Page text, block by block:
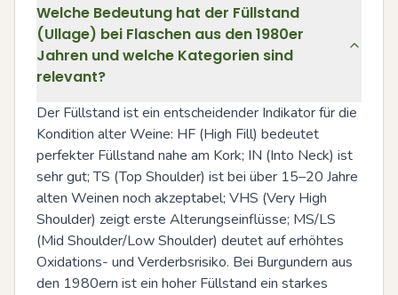
Welche Bedeutung hat der Füllstand
(Ullage) bei Flaschen aus den 1980er
Jahren und welche Kategorien sind
relevant?
Der Füllstand ist ein entscheidender Indikator für die
Kondition alter Weine: HF (High Fill) bedeutet
perfekter Füllstand nahe am Kork; IN (Into Neck) ist
sehr gut; TS (Top Shoulder) ist bei über 15–20 Jahre
alten Weinen noch akzeptabel; VHS (Very High
Shoulder) zeigt erste Alterungseinflüsse; MS/LS
(Mid Shoulder/Low Shoulder) deutet auf erhöhtes
Oxidations- und Verderbsrisiko. Bei Burgundern aus
den 1980ern ist ein hoher Füllstand ein starkes